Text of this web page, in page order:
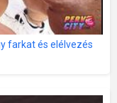
farkat és elélvezés